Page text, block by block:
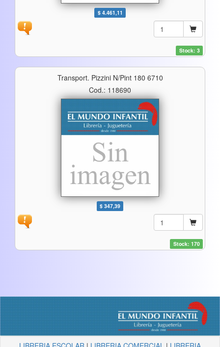
$ 4.461,11
Stock: 3
Transport. Pizzini N/pint 180 6710
Cod.: 118690
$ 347,39
Stock: 170